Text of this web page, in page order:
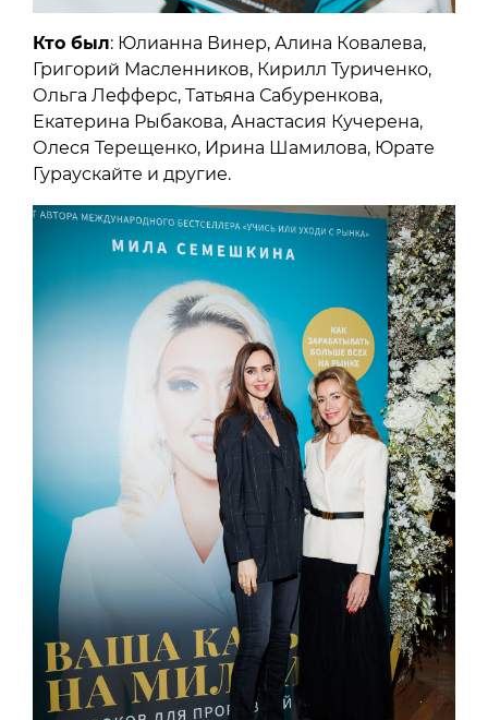
Кто был: Юлианна Винер, Алина Ковалева,
Григорий Масленников, Кирилл Туриченко,
Ольга Лефферс, Татьяна Сабуренкова,
Екатерина Рыбакова, Анастасия Кучерена,
Олеся Терещенко, Ирина Шамилова, Юрате
Гураускайте и другие.